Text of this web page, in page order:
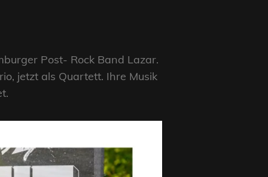
Post- Rock Band Lazar.
jetzt als Quartett. Ihre Musik